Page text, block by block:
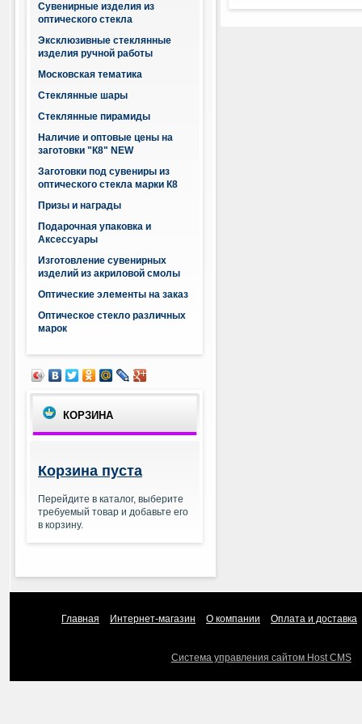
Сувенирные изделия из
оптического стекла
Эксклюзивные стеклянные
изделия ручной работы
Московская тематика
Стеклянные шары
Стеклянные пирамиды
Наличие и оптовые цены на
заготовки "К8" NEW
Заготовки под сувениры из
оптического стекла марки К8
Призы и награды
Подарочная упаковка и
Аксессуары
Изготовление сувенирных
изделий из акриловой смолы
Оптические элементы на заказ
Оптическое стекло различных
марок
КОРЗИНА
Корзина пуста
Перейдите в каталог, выберите
требуемый товар и добавьте его
в корзину.
Главная Интернет-магазин О компании Оплата и доставка
Система управления сайтом Host CMS